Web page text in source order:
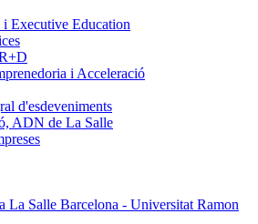
i Executive Education
i Acceleració
d'esdeveniments
ADN de La Salle
La Salle Barcelona - Universitat Ramon